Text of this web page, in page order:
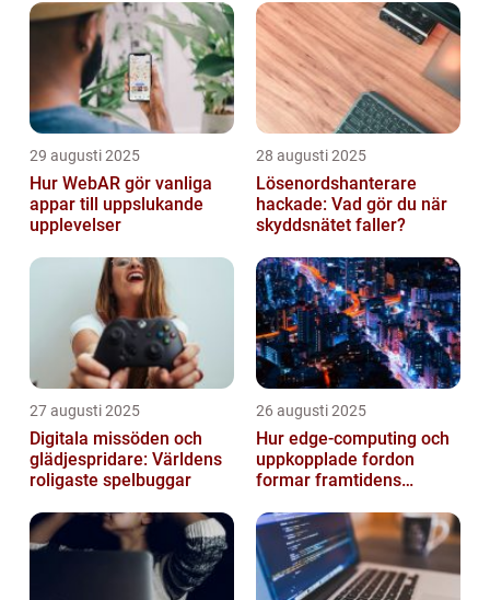
29 augusti 2025
Hur WebAR gör vanliga
appar till uppslukande
upplevelser
28 augusti 2025
Lösenordshanterare
hackade: Vad gör du när
skyddsnätet faller?
27 augusti 2025
Digitala missöden och
glädjespridare: Världens
roligaste spelbuggar
26 augusti 2025
Hur edge‑computing och
uppkopplade fordon
formar framtidens